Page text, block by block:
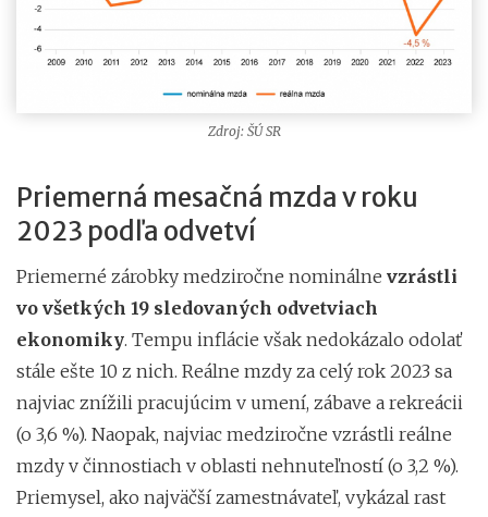
Zdroj: ŠÚ SR
Priemerná mesačná mzda v roku
2023 podľa odvetví
Priemerné zárobky medziročne nominálne vzrástli
vo všetkých 19 sledovaných odvetviach
ekonomiky. Tempu inflácie však nedokázalo odolať
stále ešte 10 z nich. Reálne mzdy za celý rok 2023 sa
najviac znížili pracujúcim v umení, zábave a rekreácii
(o 3,6 %). Naopak, najviac medziročne vzrástli reálne
mzdy v činnostiach v oblasti nehnuteľností (o 3,2 %).
Priemysel, ako najväčší zamestnávateľ, vykázal rast